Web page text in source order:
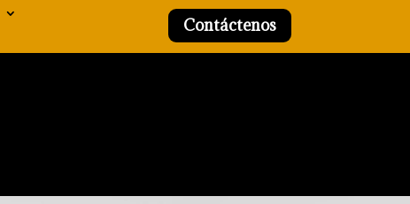
Contáctenos